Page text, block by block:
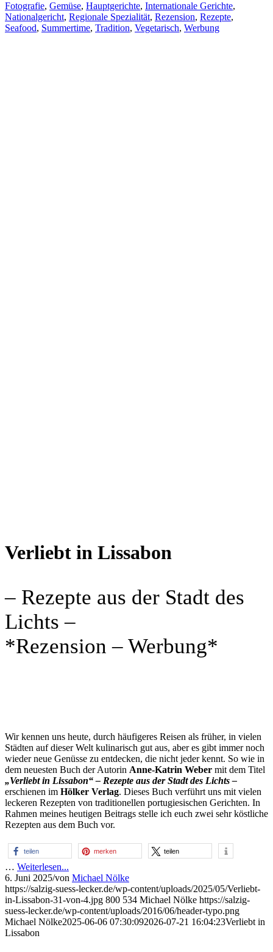
Fotografie, Gemüse, Hauptgerichte, Internationale Gerichte,
Nationalgericht, Regionale Spezialität, Rezension, Rezepte,
Seafood, Summertime, Tradition, Vegetarisch, Werbung
Verliebt in Lissabon
– Rezepte aus der Stadt des
Lichts –
*Rezension – Werbung*
Wir kennen uns heute, durch häufigeres Reisen als früher, in vielen
Städten auf dieser Welt kulinarisch gut aus, aber es gibt immer noch
wieder neue Genüsse zu entdecken, die nicht jeder kennt. So wie in
dem neuesten Buch der Autorin Anne-Katrin Weber mit dem Titel
„Verliebt in Lissabon“ – Rezepte aus der Stadt des Lichts –
erschienen im Hölker Verlag. Dieses Buch verführt uns mit vielen
leckeren Rezepten von traditionellen portugiesischen Gerichten. In
Rahmen meines heutigen Beitrags stelle ich euch zwei sehr köstliche
Rezepten aus dem Buch vor.
teilen merken teilen
… Weiterlesen...
6. Juni 2025/von Michael Nölke
https://salzig-suess-lecker.de/wp-content/uploads/2025/05/Verliebt-
in-Lissabon-31-von-4.jpg 800 534 Michael Nölke https://salzig-
suess-lecker.de/wp-content/uploads/2016/06/header-typo.png
Michael Nölke2025-06-06 07:30:092026-07-21 16:04:23Verliebt in
Lissabon